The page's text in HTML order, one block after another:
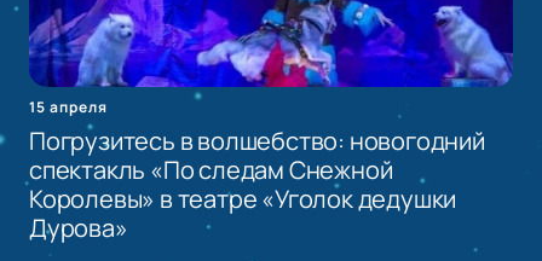
15 апреля
Погрузитесь в волшебство: новогодний
спектакль «По следам Снежной
Королевы» в театре «Уголок дедушки
Дурова»